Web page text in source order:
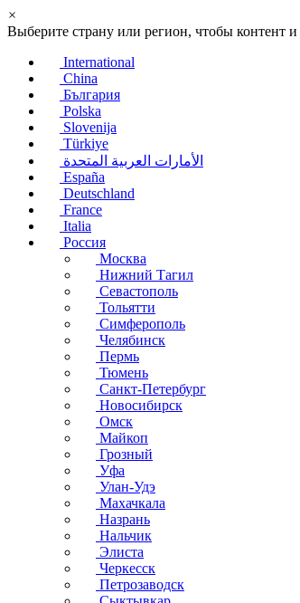
×
Выберите страну или регион, чтобы контент
International
China
България
Polska
Slovenija
Türkiye
الأمارات العربية المتحدة
España
Deutschland
France
Italia
Россия
Москва
Нижний Тагил
Севастополь
Тольятти
Симферополь
Челябинск
Пермь
Тюмень
Санкт-Петербург
Новосибирск
Омск
Майкоп
Грозный
Уфа
Улан-Удэ
Махачкала
Назрань
Нальчик
Элиста
Черкесск
Петрозаводск